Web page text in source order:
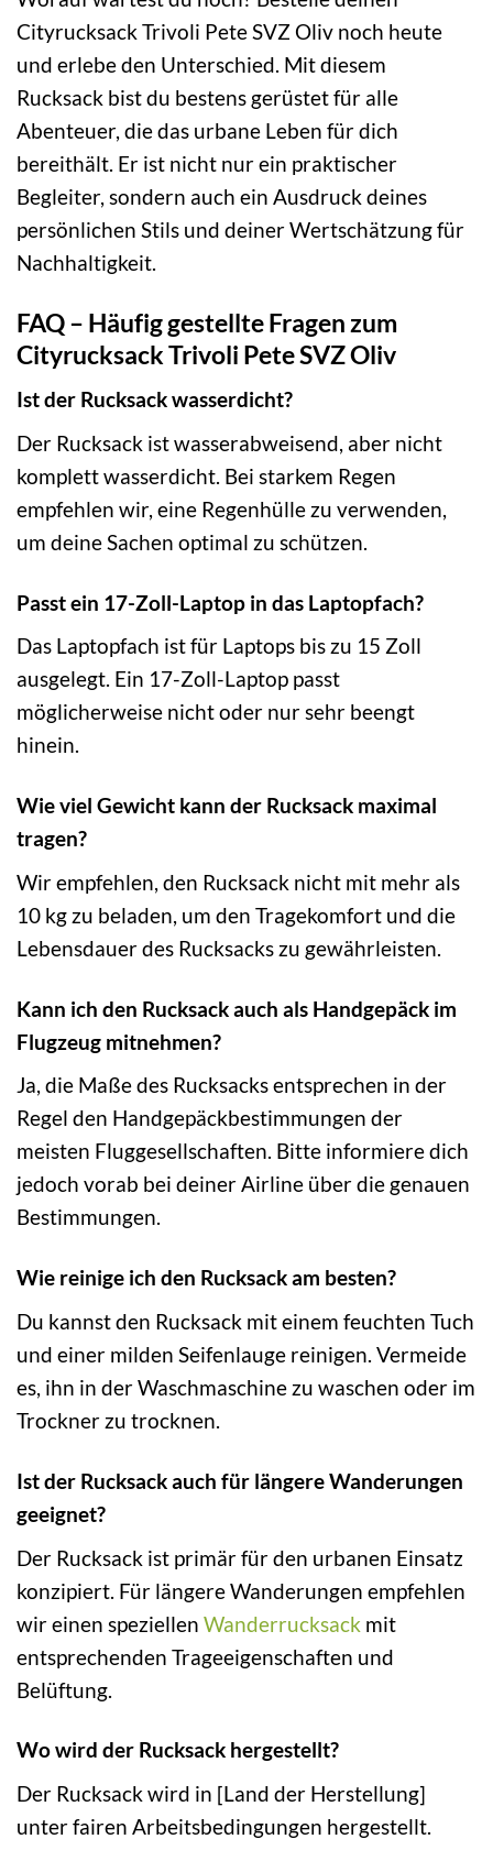
Cityrucksack Trivoli Pete SVZ Oliv noch heute
und erlebe den Unterschied. Mit diesem
Rucksack bist du bestens gerüstet für alle
Abenteuer, die das urbane Leben für dich
bereithält. Er ist nicht nur ein praktischer
Begleiter, sondern auch ein Ausdruck deines
persönlichen Stils und deiner Wertschätzung für
Nachhaltigkeit.
FAQ – Häufig gestellte Fragen zum
Cityrucksack Trivoli Pete SVZ Oliv
Ist der Rucksack wasserdicht?
Der Rucksack ist wasserabweisend, aber nicht
komplett wasserdicht. Bei starkem Regen
empfehlen wir, eine Regenhülle zu verwenden,
um deine Sachen optimal zu schützen.
Passt ein 17-Zoll-Laptop in das Laptopfach?
Das Laptopfach ist für Laptops bis zu 15 Zoll
ausgelegt. Ein 17-Zoll-Laptop passt
möglicherweise nicht oder nur sehr beengt
hinein.
Wie viel Gewicht kann der Rucksack maximal
tragen?
Wir empfehlen, den Rucksack nicht mit mehr als
10 kg zu beladen, um den Tragekomfort und die
Lebensdauer des Rucksacks zu gewährleisten.
Kann ich den Rucksack auch als Handgepäck im
Flugzeug mitnehmen?
Ja, die Maße des Rucksacks entsprechen in der
Regel den Handgepäckbestimmungen der
meisten Fluggesellschaften. Bitte informiere dich
jedoch vorab bei deiner Airline über die genauen
Bestimmungen.
Wie reinige ich den Rucksack am besten?
Du kannst den Rucksack mit einem feuchten Tuch
und einer milden Seifenlauge reinigen. Vermeide
es, ihn in der Waschmaschine zu waschen oder im
Trockner zu trocknen.
Ist der Rucksack auch für längere Wanderungen
geeignet?
Der Rucksack ist primär für den urbanen Einsatz
konzipiert. Für längere Wanderungen empfehlen
wir einen speziellen Wanderrucksack mit
entsprechenden Trageeigenschaften und
Belüftung.
Wo wird der Rucksack hergestellt?
Der Rucksack wird in [Land der Herstellung]
unter fairen Arbeitsbedingungen hergestellt.